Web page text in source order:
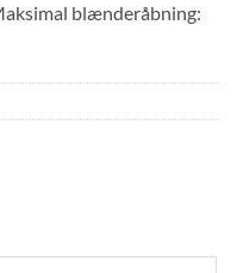
blænderåbning: